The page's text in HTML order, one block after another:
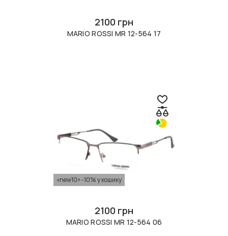
2100 грн
MARIO ROSSI MR 12-564 17
«new10» -10% у кошику
2100 грн
MARIO ROSSI MR 12-564 06